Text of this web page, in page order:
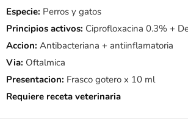
Especie: Perros y gatos
Principios activos: Ciprofloxacina 0.3% +
Accion: Antibacteriana + antiinflamatoria
Via: Oftalmica
Presentacion: Frasco gotero x 10 ml
Requiere receta veterinaria